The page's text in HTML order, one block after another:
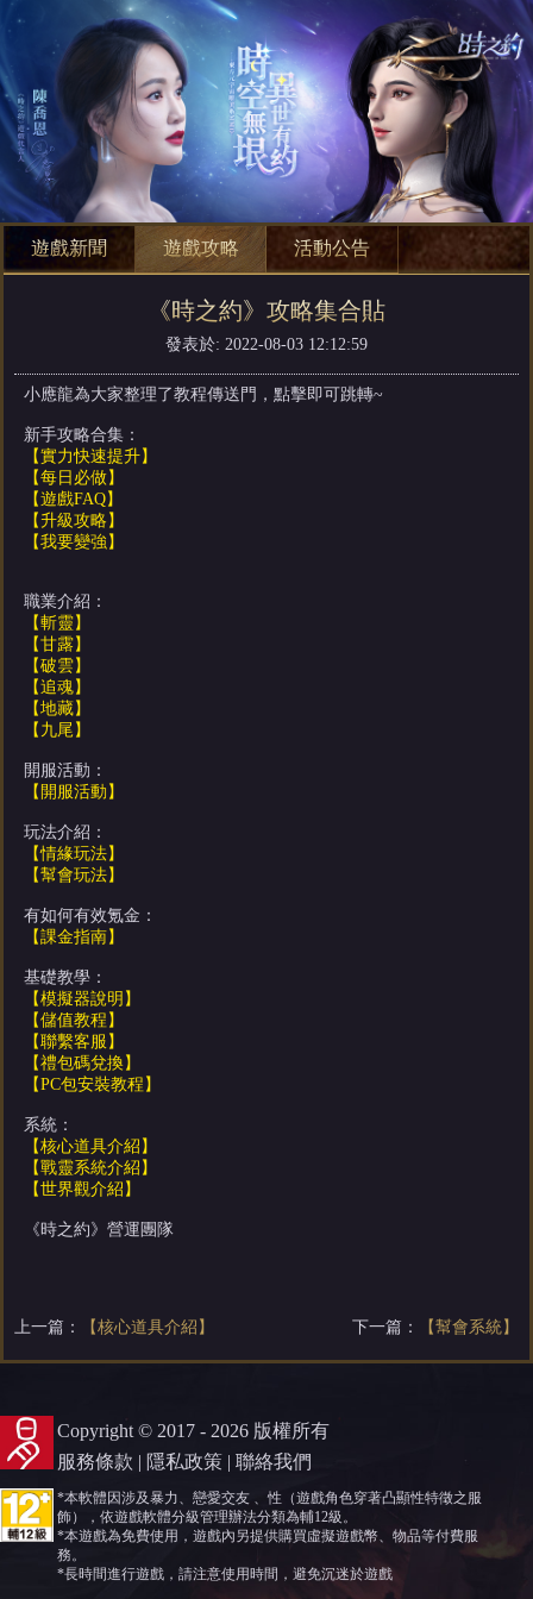
遊戲新聞 遊戲攻略 活動公告
《時之約》攻略集合貼
發表於: 2022-08-03 12:12:59
小應龍為大家整理了教程傳送門，點擊即可跳轉~
新手攻略合集：
【實力快速提升】
【每日必做】
【遊戲FAQ】
【升級攻略】
【我要變強】
職業介紹：
【斬靈】
【甘露】
【破雲】
【追魂】
【地藏】
【九尾】
開服活動：
【開服活動】
玩法介紹：
【情緣玩法】
【幫會玩法】
有如何有效氪金：
【課金指南】
基礎教學：
【模擬器說明】
【儲值教程】
【聯繫客服】
【禮包碼兌換】
【PC包安裝教程】
系統：
【核心道具介紹】
【戰靈系統介紹】
【世界觀介紹】
《時之約》營運團隊
上一篇： 【核心道具介紹】 下一篇： 【幫會系統】
Copyright © 2017 - 2026 版權所有
服務條款 | 隱私政策 | 聯絡我們
*本軟體因涉及暴力、戀愛交友 、性（遊戲角色穿著凸顯性特徵之服
飾），依遊戲軟體分級管理辦法分類為輔12級。
*本遊戲為免費使用，遊戲內另提供購買虛擬遊戲幣、物品等付費服
務。
*長時間進行遊戲，請注意使用時間，避免沉迷於遊戲